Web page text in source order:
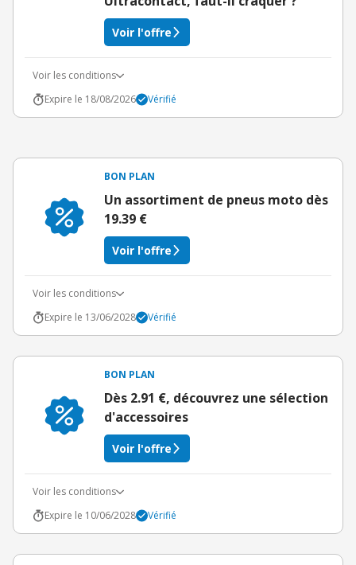
Voir l'offre
Voir les conditions
Expire le 18/08/2026
Vérifié
BON PLAN
Un assortiment de pneus moto dès
19.39 €
Voir l'offre
Voir les conditions
Expire le 13/06/2028
Vérifié
BON PLAN
Dès 2.91 €, découvrez une sélection
d'accessoires
Voir l'offre
Voir les conditions
Expire le 10/06/2028
Vérifié